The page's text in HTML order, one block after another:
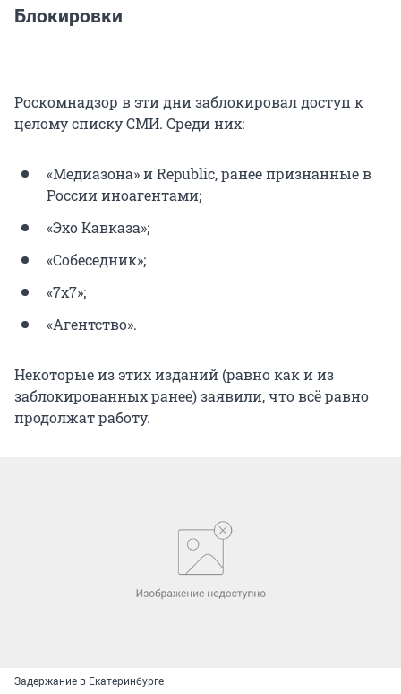
Блокировки
Роскомнадзор в эти дни заблокировал доступ к
целому списку СМИ. Среди них:
«Медиазона» и Republic, ранее признанные в
России иноагентами;
«Эхо Кавказа»;
«Собеседник»;
«7x7»;
«Агентство».
Некоторые из этих изданий (равно как и из
заблокированных ранее) заявили, что всё равно
продолжат работу.
Задержание в Екатеринбурге